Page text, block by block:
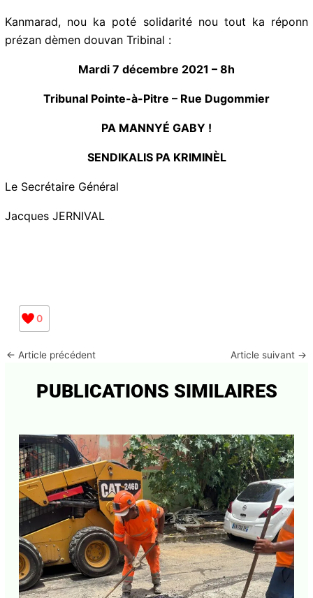
Kanmarad, nou ka poté solidarité nou tout ka réponn
prézan dèmen douvan Tribinal :
Mardi 7 décembre 2021 – 8h
Tribunal Pointe-à-Pitre – Rue Dugommier
PA MANNYÉ GABY !
SENDIKALIS PA KRIMINÈL
Le Secrétaire Général
Jacques JERNIVAL
0
← Article précédent Article suivant →
PUBLICATIONS SIMILAIRES